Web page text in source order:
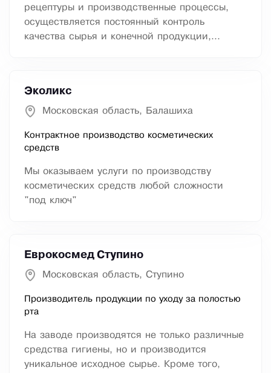
рецептуры и производственные процессы,
осуществляется постоянный контроль
качества сырья и конечной продукции,...
Эколикс
Московская область, Балашиха
Контрактное производство косметических
средств
Мы оказываем услуги по производству
косметических средств любой сложности
"под ключ"
Еврокосмед Ступино
Московская область, Ступино
Производитель продукции по уходу за полостью
рта
На заводе производятся не только различные
средства гигиены, но и производится
уникальное исходное сырье. Кроме того,